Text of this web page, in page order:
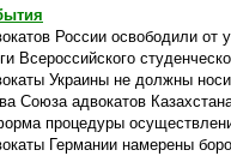
России освободили от
Всероссийского
Украины не должны
Союза адвокатов
процедуры
Германии намерены